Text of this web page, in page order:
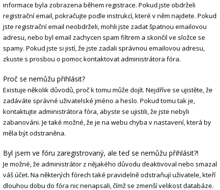
informace byla zobrazena během registrace. Pokud jste obdrželi
registrační email, pokračujte podle instrukcí, které v něm najdete. Pokud
jste registrační email neobdrželi, mohli jste zadat špatnou emailovou
adresu, nebo byl email zachycen spam filtrem a skončil ve složce se
spamy. Pokud jste si jistí, že jste zadali správnou emailovou adresu,
zkuste s prosbou o pomoc kontaktovat administrátora fóra.
Proč se nemůžu přihlásit?
Existuje několik důvodů, proč k tomu může dojít. Nejdříve se ujistěte, že
zadáváte správné uživatelské jméno a heslo. Pokud tomu tak je,
kontaktujte administrátora fóra, abyste se ujistili, že jste nebyli
zabanováni. Je také možné, že je na webu chyba v nastavení, která by
měla být odstraněna.
Byl jsem ve fóru zaregistrovaný, ale teď se nemůžu přihlásit?!
Je možné, že administrátor z nějakého důvodu deaktivoval nebo smazal
váš účet. Na některých fórech také pravidelně odstraňují uživatele, kteří
dlouhou dobu do fóra nic nenapsali, čímž se zmenší velikost databáze.